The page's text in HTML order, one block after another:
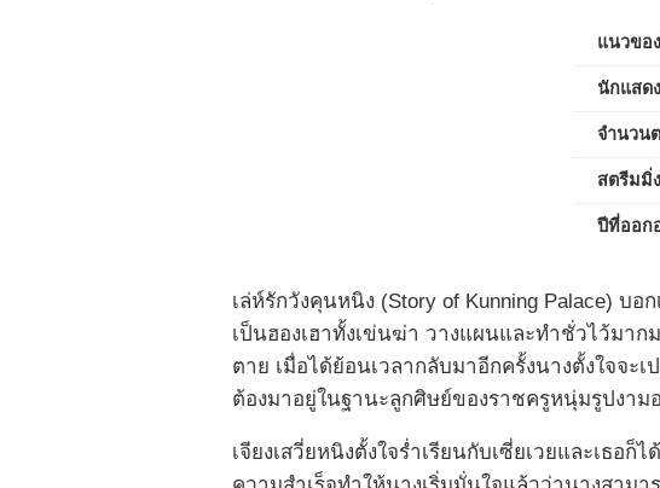
แนวขอ
นักแสด
จำนวน
สตรีมมิ่
ปีที่ออก
เล่ห์รักวังคุนหนิง (Story of Kunning Palace) บอก
เป็นฮองเฮาทั้งเข่นฆ่า วางแผนและทำชั่วไว้มาก
ตาย เมื่อได้ย้อนเวลากลับมาอีกครั้งนางตั้งใจจ
ต้องมาอยู่ในฐานะลูกศิษย์ของราชครูหนุ่มรูปงาม
เจียงเสวี่ยหนิงตั้งใจร่ำเรียนกับเซี่ยเวยและเธอ